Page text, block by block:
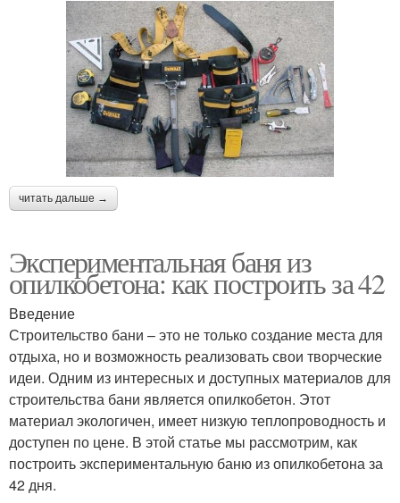
читать дальше →
Экспериментальная баня из
опилкобетона: как построить за 42
Введение
Строительство бани – это не только создание места для
отдыха, но и возможность реализовать свои творческие
идеи. Одним из интересных и доступных материалов для
строительства бани является опилкобетон. Этот
материал экологичен, имеет низкую теплопроводность и
доступен по цене. В этой статье мы рассмотрим, как
построить экспериментальную баню из опилкобетона за
42 дня.